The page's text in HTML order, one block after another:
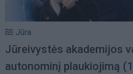
Jūra
Jūreivystės akademijos
autonominį plaukiojimą